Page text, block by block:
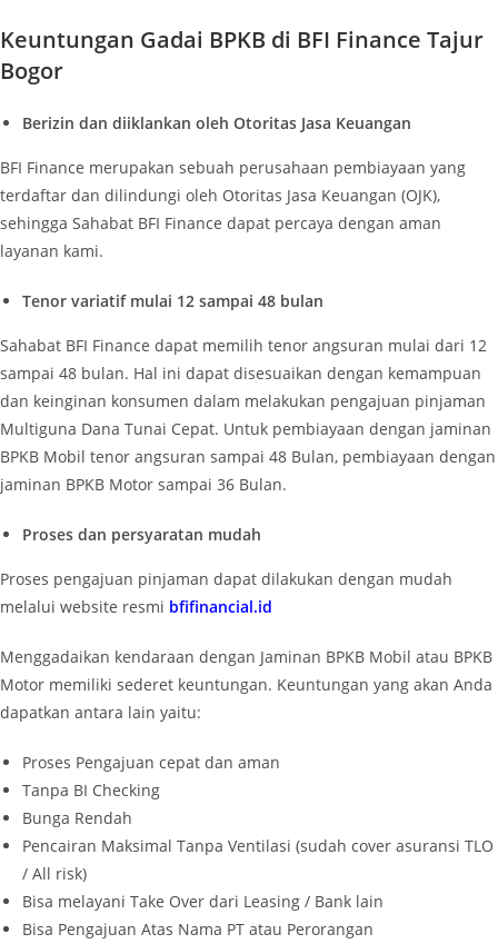
Keuntungan Gadai BPKB di BFI Finance Tajur
Bogor
Berizin dan diiklankan oleh Otoritas Jasa Keuangan
BFI Finance merupakan sebuah perusahaan pembiayaan yang
terdaftar dan dilindungi oleh Otoritas Jasa Keuangan (OJK),
sehingga Sahabat BFI Finance dapat percaya dengan aman
layanan kami.
Tenor variatif mulai 12 sampai 48 bulan
Sahabat BFI Finance dapat memilih tenor angsuran mulai dari 12
sampai 48 bulan. Hal ini dapat disesuaikan dengan kemampuan
dan keinginan konsumen dalam melakukan pengajuan pinjaman
Multiguna Dana Tunai Cepat. Untuk pembiayaan dengan jaminan
BPKB Mobil tenor angsuran sampai 48 Bulan, pembiayaan dengan
jaminan BPKB Motor sampai 36 Bulan.
Proses dan persyaratan mudah
Proses pengajuan pinjaman dapat dilakukan dengan mudah
melalui website resmi bfifinancial.id
Menggadaikan kendaraan dengan Jaminan BPKB Mobil atau BPKB
Motor memiliki sederet keuntungan. Keuntungan yang akan Anda
dapatkan antara lain yaitu:
Proses Pengajuan cepat dan aman
Tanpa BI Checking
Bunga Rendah
Pencairan Maksimal Tanpa Ventilasi (sudah cover asuransi TLO
/ All risk)
Bisa melayani Take Over dari Leasing / Bank lain
Bisa Pengajuan Atas Nama PT atau Perorangan